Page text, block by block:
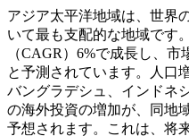
アジア太平洋地域は、世界
いて最も支配的な地域です
（CAGR）6%で成長し、
と予測されています。人口
バングラデシュ、インドネ
の海外投資の増加が、同地
予想されます。これは、将